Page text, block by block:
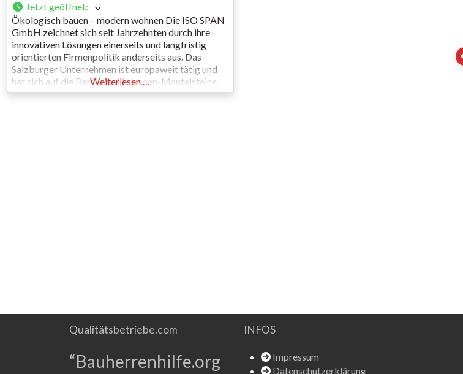
Jetzt geöffnet:
Ökologisch bauen – modern wohnen Die ISO SPAN
GmbH zeichnet sich seit Jahrzehnten durch ihre
innovativen Lösungen einerseits und langfristig
orientierten Firmenpolitik anderseits aus. Das
Salzburger Unternehmen ist europaweit tätig und
hat sich auf die Bereiche: Holzspan-Mantelsteine,
Holzspan-Fertigwände sowie Holzspan-
Weiterlesen …
Qualitätsbetriebe.com
“Bauherrenhilfe.org
INFOS
Impressum
Datenschutzerklärung